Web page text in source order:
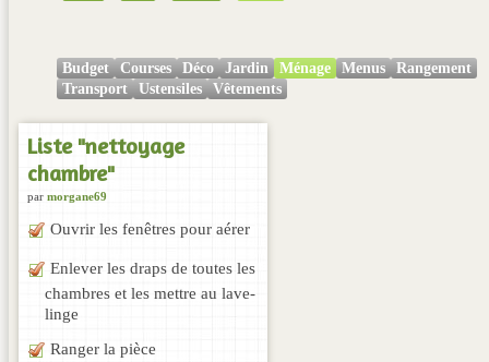
Budget Courses Déco Jardin Ménage Menus
Rangement
Transport
Ustensiles Vêtements
Liste "nettoyage
chambre"
par morgane69
Ouvrir les fenêtres pour aérer
Enlever les draps de toutes les
chambres et les mettre au lave-
linge
Ranger la pièce